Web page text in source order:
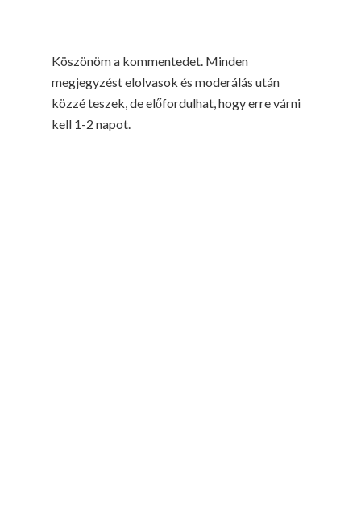
Köszönöm a kommentedet. Minden
megjegyzést elolvasok és moderálás után
közzé teszek, de előfordulhat, hogy erre várni
kell 1-2 napot.